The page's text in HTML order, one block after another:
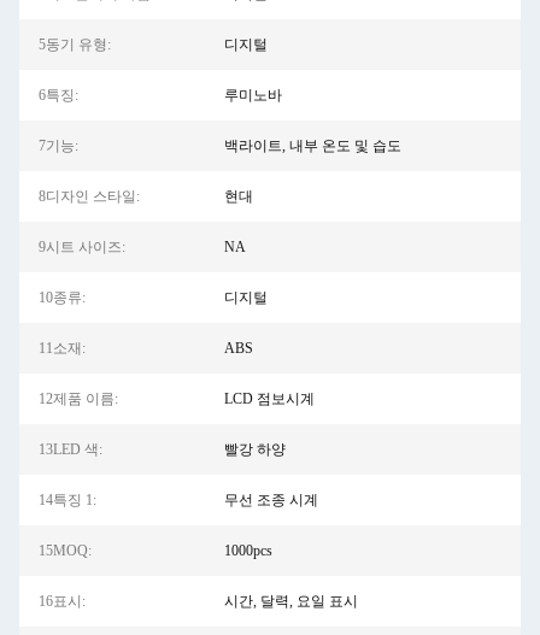
5동기 유형: 디지털
6특징: 루미노바
7기능: 백라이트, 내부 온도 및 습도
8디자인 스타일: 현대
9시트 사이즈: NA
10종류: 디지털
11소재: ABS
12제품 이름: LCD 점보시계
13LED 색: 빨강 하양
14특징 1: 무선 조종 시계
15MOQ: 1000pcs
16표시: 시간, 달력, 요일 표시